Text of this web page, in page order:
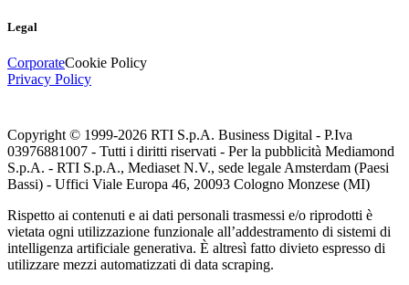
Legal
CorporateCookie Policy
Privacy Policy
Copyright © 1999-2026 RTI S.p.A. Business Digital - P.Iva
03976881007 - Tutti i diritti riservati - Per la pubblicità Mediamond
S.p.A. - RTI S.p.A., Mediaset N.V., sede legale Amsterdam (Paesi
Bassi) - Uffici Viale Europa 46, 20093 Cologno Monzese (MI)
Rispetto ai contenuti e ai dati personali trasmessi e/o riprodotti è
vietata ogni utilizzazione funzionale all’addestramento di sistemi di
intelligenza artificiale generativa. È altresì fatto divieto espresso di
utilizzare mezzi automatizzati di data scraping.